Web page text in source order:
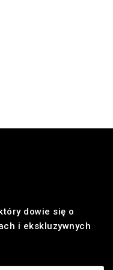
dowie się o
i ekskluzywnych